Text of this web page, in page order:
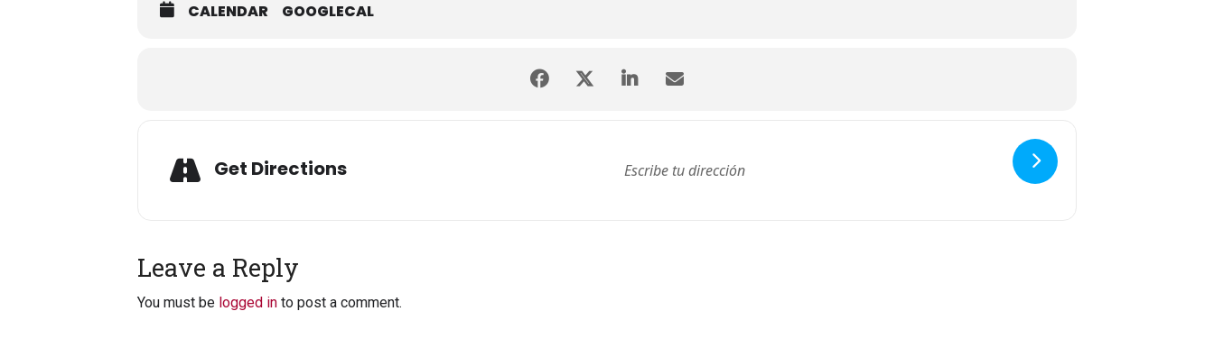
CALENDAR GOOGLECAL
Get Directions
Leave a Reply
You must be logged in to post a comment.